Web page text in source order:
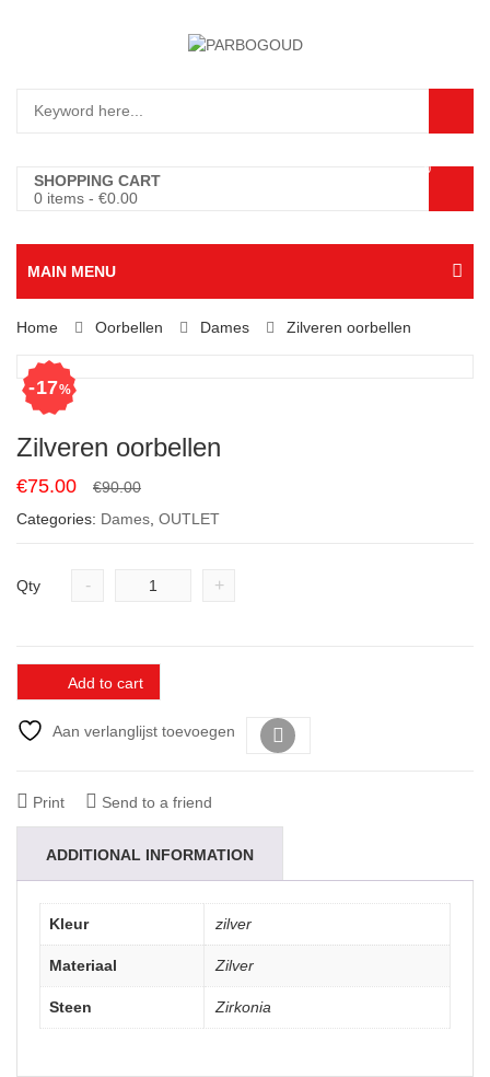
SHOPPING CART
0 items - €0.00
0
MAIN MENU
Home Oorbellen Dames Zilveren oorbellen
17%
Zilveren oorbellen
€90.00Original
price
€75.00
Current
price
Categories: Dames, OUTLET
Qty - +
Add to cart
Aan verlanglijst toevoegen
Print Send to a friend
ADDITIONAL INFORMATION
Kleur zilver
Materiaal Zilver
Steen Zirkonia